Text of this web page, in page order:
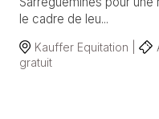
le cadre de leu...
Kauffer Equitation |
gratuit